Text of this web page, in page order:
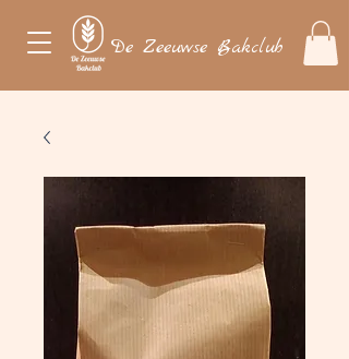
De Zeeuwse Bakclub